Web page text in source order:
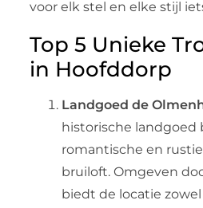
voor elk stel en elke stijl
Top 5 Unieke
in Hoofddorp
Landgoed de
historische landgoed
romantische en
bruiloft. Omgeven
biedt de locatie